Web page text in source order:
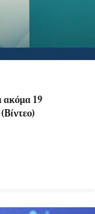
ακόμα 19